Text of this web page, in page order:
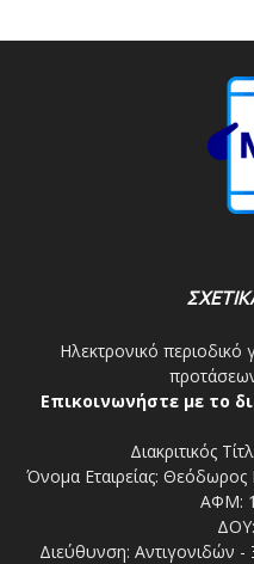
Ηλεκτρονικό περιοδικό
Επικοινωνήστε με το
Διακριτικός
Όνομα Εταιρείας: Θεόδωρος
ΑΦΜ:
Διεύθυνση: Αντιγονιδών